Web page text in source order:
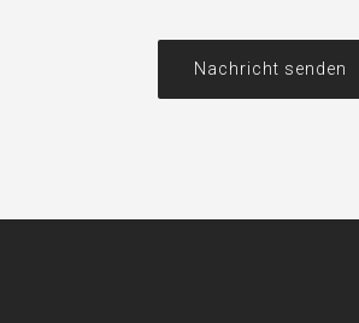
Nachricht senden